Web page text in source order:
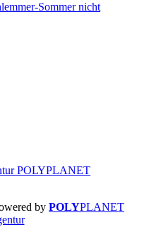
Sommer nicht
by POLYPLANET